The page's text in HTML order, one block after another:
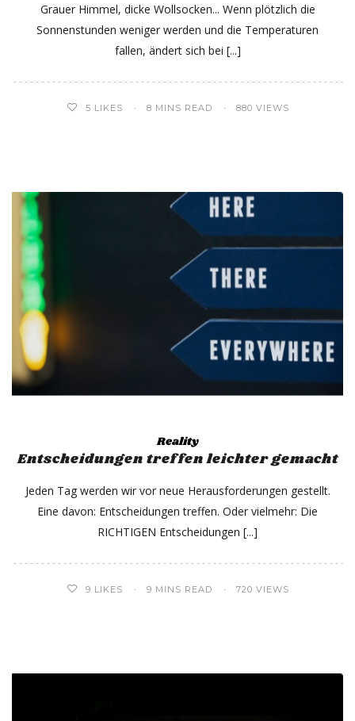
Grauer Himmel, dicke Wollsocken... Wenn plötzlich die
Sonnenstunden weniger werden und die Temperaturen
fallen, ändert sich bei
5 LIKES 8 MINS READ 880 VIEWS
Reality
Entscheidungen treffen leichter gemacht
Jeden Tag werden wir vor neue Herausforderungen gestellt.
Eine davon: Entscheidungen treffen. Oder vielmehr: Die
RICHTIGEN Entscheidungen
9 LIKES 9 MINS READ 720 VIEWS